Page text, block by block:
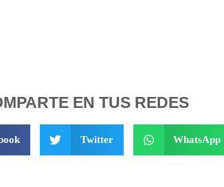
EN TUS REDES
Twitter WhatsApp